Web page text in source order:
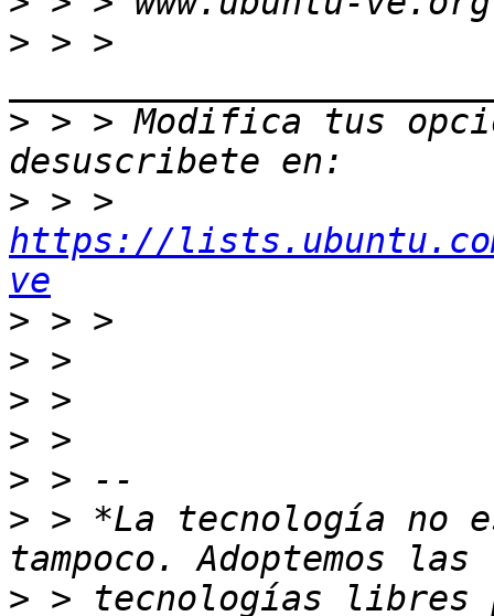
> > >
> > > Modifica tus
>
https://
ve
>
>
>
>
>
> > *La tecnología no
> > tecnologías libres